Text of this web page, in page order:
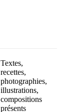
Textes,
recettes,
photographies,
illustrations,
compositions
présents